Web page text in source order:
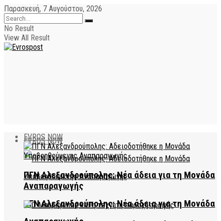
Παρασκευή, 7 Αυγούστου, 2026
No Result
View All Result
EVROS NOW
ΠΓΝ Αλεξανδρούπολης: Νέα άδεια για τη Μονάδα
EVROS NOW
ΠΓΝ Αλεξανδρούπολης: Νέα άδεια για τη Μονάδα
Αναπαραγωγής